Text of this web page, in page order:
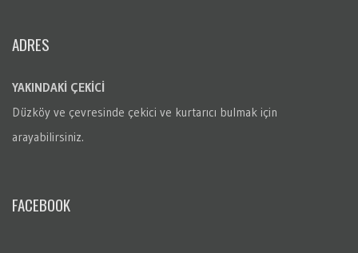
ADRES
YAKINDAKİ ÇEKİCİ
Düzköy ve çevresinde çekici ve kurtarıcı bulmak için
arayabilirsiniz.
FACEBOOK